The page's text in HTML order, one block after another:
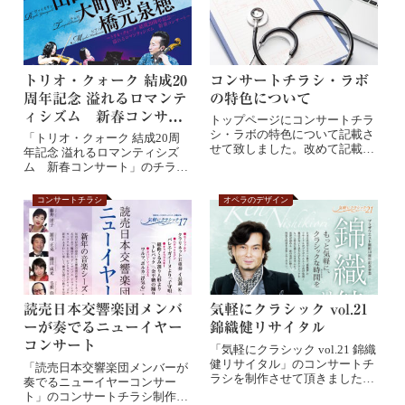
トリオ・クォーク 結成20
周年記念 溢れるロマンテ
ィシズム 新春コンサー
ト［2018］
「トリオ・クォーク 結成20周
年記念 溢れるロマンティシズ
ム 新春コンサート」のチラシ
コンサートチラシ・ラボ
の特色について
トップページにコンサートチラ
シ・ラボの特色について記載さ
せて致しました。改めて記載し
コンサートチラシ
読売日本交響楽団メンバ
ーが奏でるニューイヤー
コンサート
「読売日本交響楽団メンバーが
奏でるニューイヤーコンサー
ト」のコンサートチラシ制作を
オペラのデザイン
気軽にクラシック vol.21
錦織健リサイタル
「気軽にクラシック vol.21 錦織
健リサイタル」のコンサートチ
ラシを制作させて頂きました。